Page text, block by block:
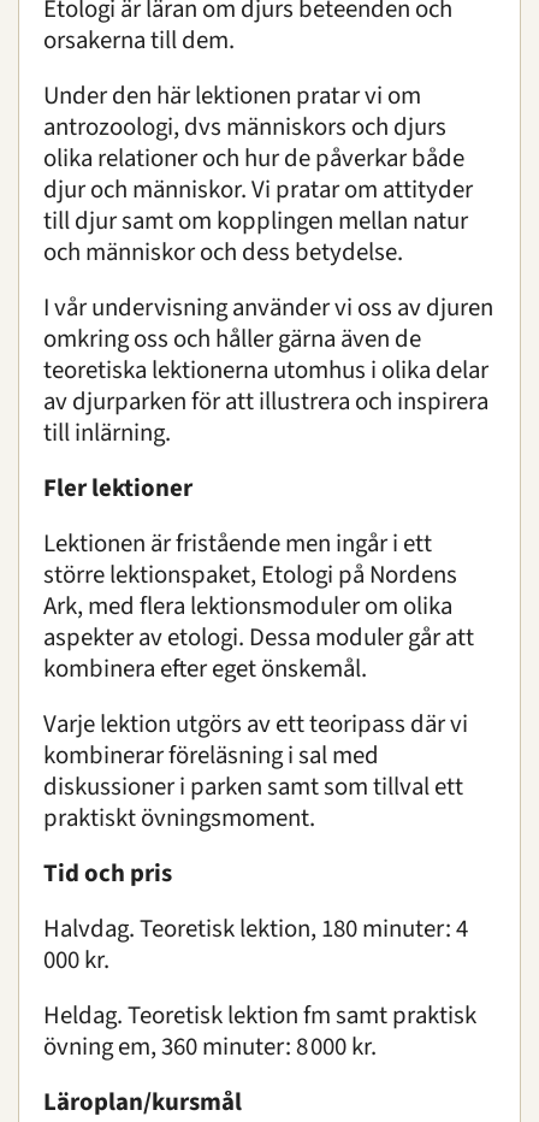
Djurs naturliga beteenden och deras betydelse
Miljöberikning för djurens skull
Vi och djuren - vår relation
Universitet & Högskola
Djur och Naturkurser
Lekterapi
För lärare
Om oss | Öppettider | Press
Sök
Etologi är läran om djurs beteenden och
orsakerna till dem.
Under den här lektionen pratar vi om
antrozoologi, dvs människors och djurs
olika relationer och hur de påverkar både
djur och människor. Vi pratar om attityder
till djur samt om kopplingen mellan natur
och människor och dess betydelse.
I vår undervisning använder vi oss av djuren
omkring oss och håller gärna även de
teoretiska lektionerna utomhus i olika delar
av djurparken för att illustrera och inspirera
till inlärning.
Fler lektioner
Lektionen är fristående men ingår i ett
större lektionspaket, Etologi på Nordens
Ark, med flera lektionsmoduler om olika
aspekter av etologi. Dessa moduler går att
kombinera efter eget önskemål.
Varje lektion utgörs av ett teoripass där vi
kombinerar föreläsning i sal med
diskussioner i parken samt som tillval ett
praktiskt övningsmoment.
Tid och pris
Halvdag. Teoretisk lektion, 180 minuter: 4
000 kr.
Heldag. Teoretisk lektion fm samt praktisk
övning em, 360 minuter: 8 000 kr.
Läroplan/kursmål